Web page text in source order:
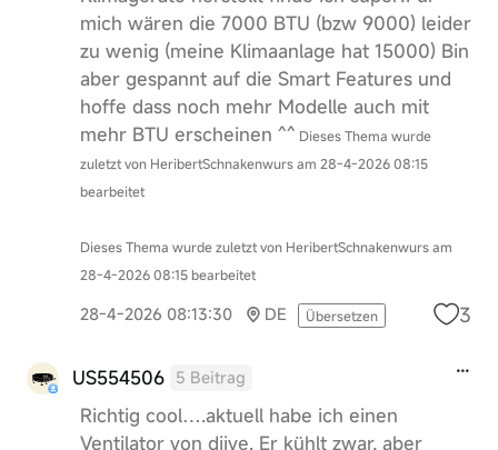
mich wären die 7000 BTU (bzw 9000) leider
zu wenig (meine Klimaanlage hat 15000) Bin
aber gespannt auf die Smart Features und
hoffe dass noch mehr Modelle auch mit
mehr BTU erscheinen ^^ Dieses Thema wurde
zuletzt von HeribertSchnakenwurs am 28-4-2026 08:15
bearbeitet
Dieses Thema wurde zuletzt von HeribertSchnakenwurs am
28-4-2026 08:15 bearbeitet
28-4-2026 08:13:30 DE Übersetzen 3
US554506 5 Beitrag
Richtig cool….aktuell habe ich einen
Ventilator von djive. Er kühlt zwar, aber